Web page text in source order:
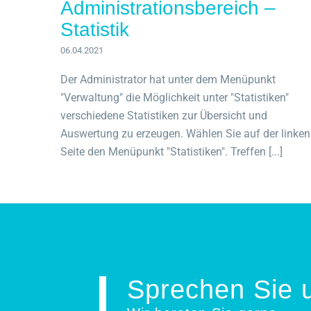
Administrationsbereich –
Statistik
06.04.2021
Der Administrator hat unter dem Menüpunkt
"Verwaltung" die Möglichkeit unter "Statistiken"
verschiedene Statistiken zur Übersicht und
Auswertung zu erzeugen. Wählen Sie auf der linken
Seite den Menüpunkt "Statistiken". Treffen [...]
Sprechen Sie